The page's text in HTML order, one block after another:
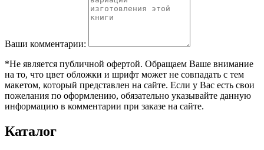
Ваши комментарии:
*Не является публичной офертой. Обращаем Ваше внимание
на то, что цвет обложки и шрифт может не совпадать с тем
макетом, который представлен на сайте. Если у Вас есть свои
пожелания по оформлению, обязательно указывайте данную
информацию в комментарии при заказе на сайте.
Каталог